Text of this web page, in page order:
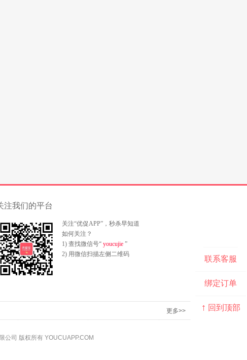
联系客服
绑定订单
↑ 回到顶部
注我们的平台
关注“优促APP”，秒杀早知道
如何关注？
1) 查找微信号“ youcujie ”
2) 用微信扫描左侧二维码
更多>>
司 版权所有 YOUCUAPP.COM